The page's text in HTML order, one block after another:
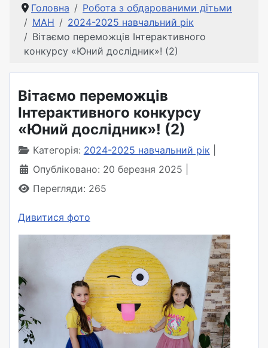
Головна
Робота з обдарованими дітьми
МАН
2024-2025 навчальний рік
Вітаємо переможців Інтерактивного
конкурсу «Юний дослідник»! (2)
Вітаємо переможців
Інтерактивного конкурсу
«Юний дослідник»! (2)
Категорія: 2024-2025 навчальний рік
Опубліковано: 20 березня 2025
Перегляди: 265
Дивитися фото